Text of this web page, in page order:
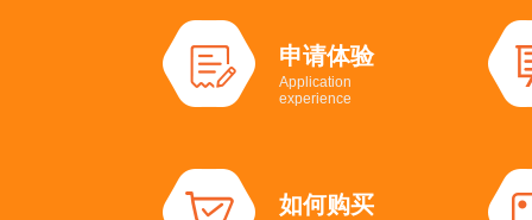
申请体验
Application
experience
如何购买